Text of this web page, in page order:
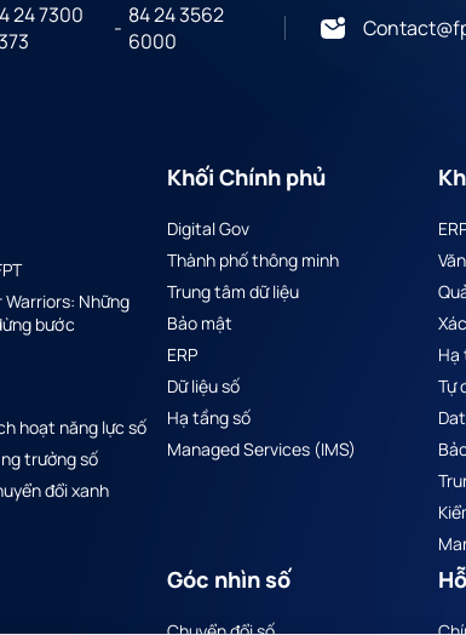
24 7300
- 84 24 3562
6000
Warriors: Những
bước
hoạt năng lực số
trưởng số
đổi xanh
Khối Chính phủ
Digital Gov
Thành phố thông minh
Trung tâm dữ liệu
Bảo mật
ERP
Dữ liệu số
Hạ tầng số
Managed Services (IMS)
Hạ
Tự
Góc nhìn số